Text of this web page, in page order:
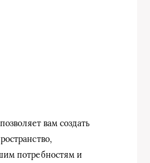
вам создать
потребностям и